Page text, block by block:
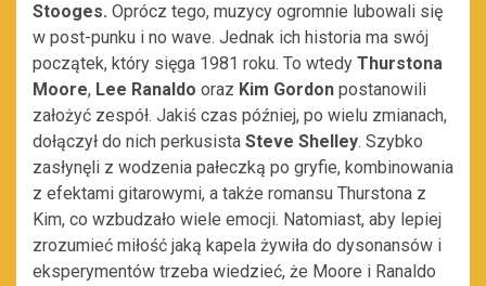
Stooges. Oprócz tego, muzycy ogromnie lubowali się
w post-punku i no wave. Jednak ich historia ma swój
początek, który sięga 1981 roku. To wtedy Thurstona
Moore, Lee Ranaldo oraz Kim Gordon postanowili
założyć zespół. Jakiś czas później, po wielu zmianach,
dołączył do nich perkusista Steve Shelley. Szybko
zasłynęli z wodzenia pałeczką po gryfie, kombinowania
z efektami gitarowymi, a także romansu Thurstona z
Kim, co wzbudzało wiele emocji. Natomiast, aby lepiej
zrozumieć miłość jaką kapela żywiła do dysonansów i
eksperymentów trzeba wiedzieć, że Moore i Ranaldo